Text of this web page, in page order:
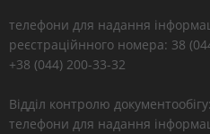
телефони для надання
реєстраційнного номера: 38
+38 (044) 200-33-32
Відділ контролю документообігу:
телефони для надання